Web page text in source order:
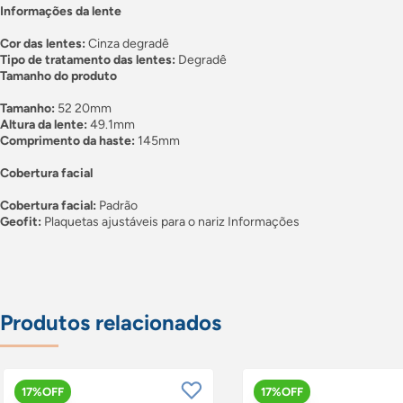
Informações da lente
Cor das lentes: Cinza degradê
Tipo de tratamento das lentes: Degradê
Tamanho do produto
Tamanho: 52 20mm
Altura da lente: 49.1mm
Comprimento da haste: 145mm
Cobertura facial
Cobertura facial: Padrão
Geofit: Plaquetas ajustáveis para o nariz Informações
Produtos relacionados
17%OFF 17%OFF